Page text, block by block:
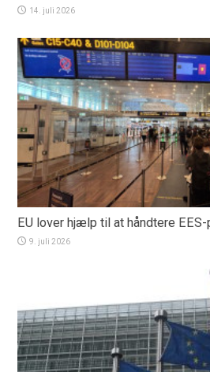
14. juli 2026
EU lover hjælp til at håndtere
9. juli 2026